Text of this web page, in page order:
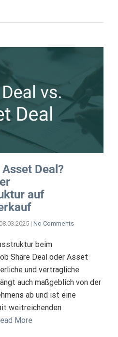
Deal?
auf
08.03.2025 | No Comments
beim
Share Deal oder Asset
und vertragliche
auch maßgeblich von der
ab und ist eine
weitreichenden
More